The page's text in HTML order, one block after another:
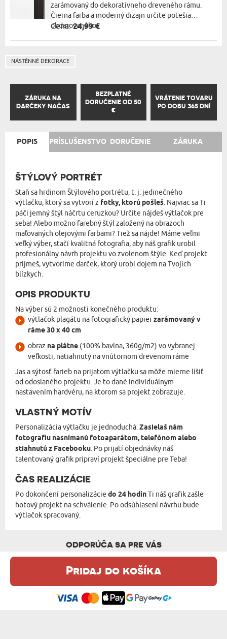
zarámovaný do dekoratívneho dreveného rámu.
Čierna farba a moderný dizajn určite potešia
obdarovaného!
Cena:24,99 €
Pridaj do košíka
NÁSTĚNNÉ DEKORACE
ZÁRUKA NA
DARČEKY NAČAS
BEZPLATNÉ
DORUČENIE OD 50
€
VRÁTENIE TOVARU
PO DOBU 365 DNÍ
POPIS PRÍSLUŠENSTVO DORUČENIE ZÁRUKA
ŠTÝLOVÝ PORTRÉT
Staň sa hrdinom Štýlového portrétu, t. j. jedinečného
výtlačku, ktorý sa vytvorí z fotky, ktorú pošleš. Najviac sa Ti
páči jemný štýl náčrtu ceruzkou? Určite nájdeš výtlačok pre
seba! Alebo možno farebný štýl založený na obrazoch
maľovaných olejovými farbami? Tiež sa nájde! Máme veľmi
veľký výber, stačí kvalitná fotografia, aby náš grafik urobil
profesionálny návrh projektu vo zvolenom štýle. Keď projekt
prijmeš, vytvoríme darček, ktorý urobí dojem na Tvojich
blízkych.
OPIS PRODUKTU
Na výber sú 2 možnosti konečného produktu:
výtlačok plagátu na fotografický papierzarámovaný v
ráme 30 x 40 cm
obraz na plátne (100% bavlna, 360g/m2) vo vybranej
veľkosti, natiahnutý na vnútornom drevenom ráme
Jas a sýtosť farieb na prijatom výtlačku sa môže mierne líšiť
od odoslaného projektu. Je to dané individuálnym
nastavením hardvéru, na ktorom sa projekt zobrazuje.
VLASTNÝ MOTÍV
Personalizácia výtlačku je jednoduchá.Zasielaš nám
fotografiu nasnímanú fotoaparátom, telefónom alebo
stiahnutú z Facebooku. Po prijatí objednávky náš
talentovaný grafik pripraví projekt špeciálne pre Teba!
ČAS REALIZÁCIE
Po dokončení personalizácie do 24 hodínTi náš grafik zašle
hotový projekt na schválenie. Po odsúhlasení návrhu bude
výtlačok spracovaný.
ODPORÚČA SA PRE VÁS
Táto webová stránka používa súbory cookie. Podrobné informácie o
tejto téme nájdete v našom %s.
zásadách používania súborov cookie
Súhlasím